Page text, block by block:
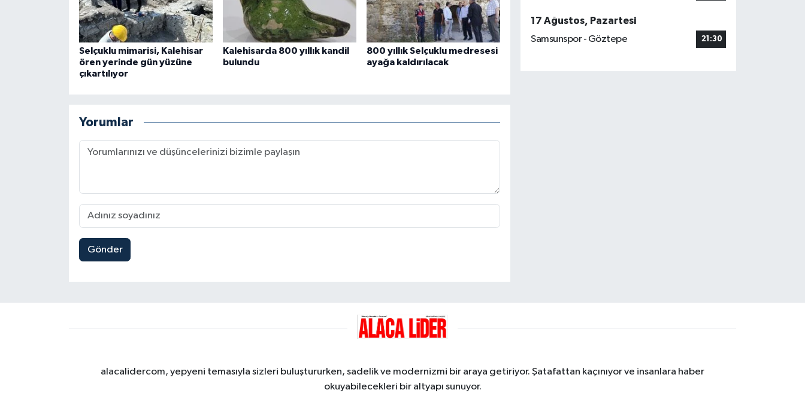
Selçuklu mimarisi, Kalehisar
ören yerinde gün yüzüne
çıkartılıyor
Kalehisarda 800 yıllık kandil
bulundu
800 yıllık Selçuklu medresesi
ayağa kaldırılacak
Yorumlar
Gönder
17 Ağustos, Pazartesi
Samsunspor - Göztepe
21:30
alacalidercom, yepyeni temasıyla sizleri buluştururken, sadelik ve modernizmi bir araya getiriyor. Şatafattan kaçınıyor ve insanlara haber
okuyabilecekleri bir altyapı sunuyor.